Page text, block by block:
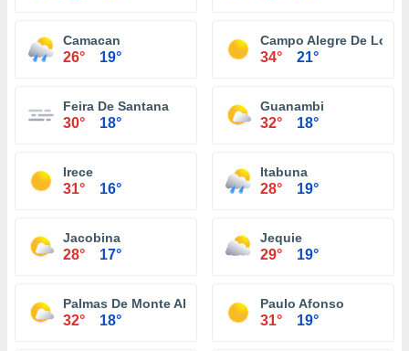
Camacan
26° 19°
Campo Alegre De
34° 21°
Feira De Santana
30° 18°
Guanambi
32° 18°
Irece
31° 16°
Itabuna
28° 19°
Jacobina
28° 17°
Jequie
29° 19°
Palmas De Monte Alto
32° 18°
Paulo Afonso
31° 19°